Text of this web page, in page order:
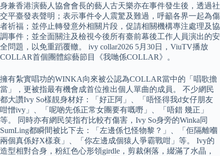
身兼香港演藝人協會會長的藝人古天樂亦在事件發生後，透過社
交平臺發表聲明；表示事件令人震驚及難過，呼籲各界一起為傷
者祈福；並停止轉發意外相關片段，促請相關機構專注處理及協
調事件；並全面關注及檢視今後所有臺前幕後工作人員演出的安
全問題，以免重蹈覆轍。 ivy collar2026 5月30日，ViuTV播放
COLLAR首個團體綜藝節目《我哋係COLLAR》。
擁有紮實唱功的WINKA向來被公認為COLLAR當中的「唱歌擔
當」，更被指最有機會成首位推出個人單曲的成員。 不少網民
都大讚Ivy So樣靚身材好：「好正阿」、「唔怪得我d女仔朋友
咁憎ivy」、「呢啲先係正常女團要有嘅嘢」、「唔錯 幾正」
等。 同時亦有網民笑指冇比較冇傷害，Ivy So身旁的Winka同
SumLing都瞬間被比下去：「左邊係乜怪物黎？」、「佢隔離嗰
兩個真係好X樣衰」、「你左邊成個猿人爭霸戰咁」等。 Ivy的
造型相對合身，粉紅色心形領girdle，剪裁俐落，綴滿了水晶，